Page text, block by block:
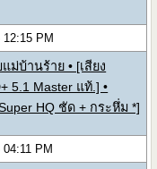
PM
ม่บ้านร้าย • [เสียง
5.1 Master แท้.] •
HQ ชัด + กระหึ่ม *]
PM